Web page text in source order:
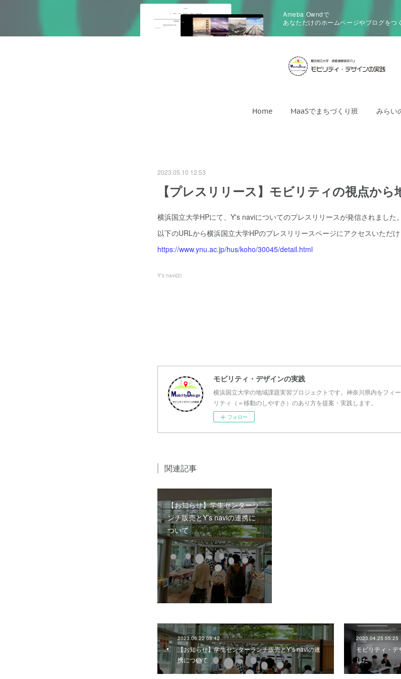
Ameba Owndで
あなただけのホームページやブログをつ
Home MaaSでまちづくり班 みらい
2023.05.10 12:53
【プレスリリース】モビリティの視点から
横浜国立大学HPにて、Y's naviについてのプレスリリースが発信されました。
以下のURLから横浜国立大学HPのプレスリリースページにアクセスいただけ
https://www.ynu.ac.jp/hus/koho/30045/detail.html
Y's navi(2)
モビリティ・デザインの実践
横浜国立大学の地域課題実習プロジェクトです。神奈川県内をフィ
リティ（＝移動のしやすさ）のあり方を提案・実践します。
フォロー
関連記事
【お知らせ】学生センターラ
ンチ販売とY’s naviの連携に
ついて
2023.06.22 08:42
【お知らせ】学生センターランチ販売とY’s naviの連
携について
2023.04.25 05:25
モビリティ・デ
した